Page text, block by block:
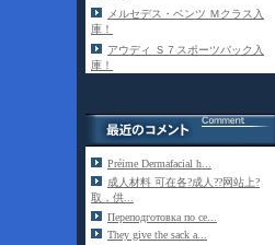
メルセデス・ベンツ Ｍクラス入
庫！
アウディ Ｓ７スポーツバック入
庫！
Préime Dermafacial h...
成人材料 可在各?成人??网站上?
取，供...
Переподготовка по се...
They give the sack a...